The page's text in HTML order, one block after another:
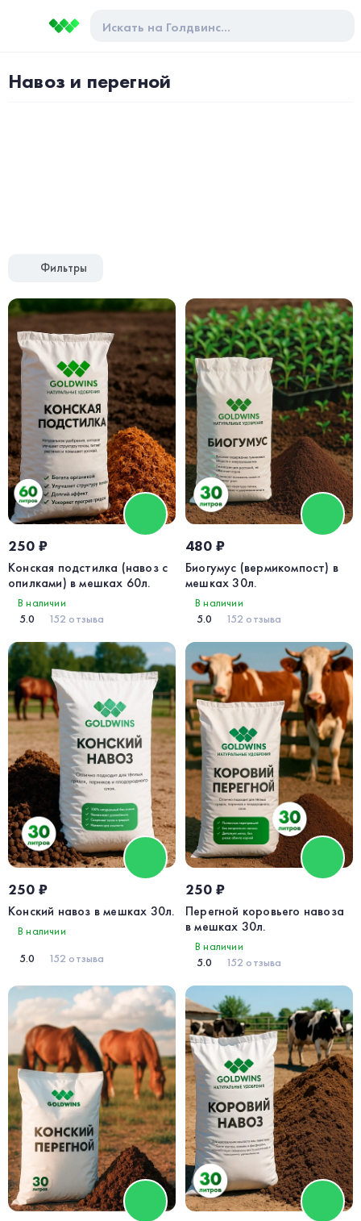
Навоз и перегной
Фильтры
250 ₽
Конская подстилка (навоз с
опилками) в мешках 60л.
В наличии
5.0
152 отзыва
480 ₽
Биогумус (вермикомпост) в
мешках 30л.
В наличии
5.0
152 отзыва
250 ₽
Конский навоз в мешках 30л.
В наличии
5.0
152 отзыва
250 ₽
Перегной коровьего навоза
в мешках 30л.
В наличии
5.0
152 отзыва